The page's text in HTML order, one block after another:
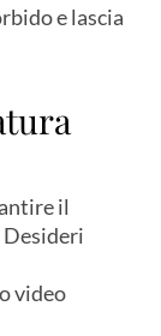
e lascia
il
video